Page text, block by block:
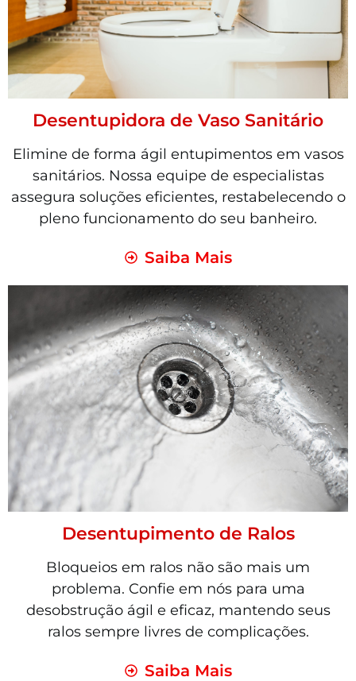
Desentupidora de Vaso Sanitário
Elimine de forma ágil entupimentos em vasos
sanitários. Nossa equipe de especialistas
assegura soluções eficientes, restabelecendo o
pleno funcionamento do seu banheiro.
Saiba Mais
Desentupimento de Ralos
Bloqueios em ralos não são mais um
problema. Confie em nós para uma
desobstrução ágil e eficaz, mantendo seus
ralos sempre livres de complicações.
Saiba Mais